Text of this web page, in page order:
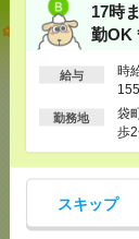
17時
勤OK
給与
時
3h
ま
勤務地
袋
歩
スキップ
【単発】呉
ラーでの受
時給
[交通費] ・自転車
[勤務地]広駅から
17時まで＊
袋町での総